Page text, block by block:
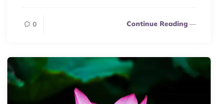
Continue Reading
0